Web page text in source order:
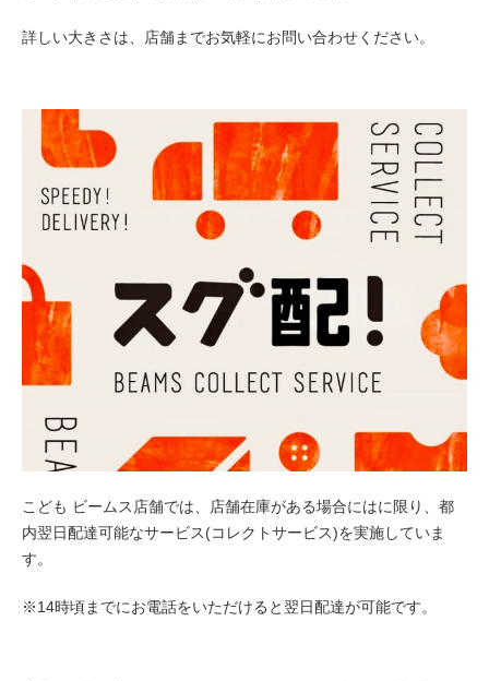
詳しい大きさは、店舗までお気軽にお問い合わせください。
こども ビームス店舗では、店舗在庫がある場合にはに限り、都
内翌日配達可能なサービス(コレクトサービス)を実施していま
す。
※14時頃までにお電話をいただけると翌日配達が可能です。